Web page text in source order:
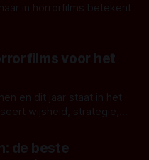
in horrorfilms betekent
voor het
en dit jaar staat in het
wijsheid, strategie,
met slangen!
de beste